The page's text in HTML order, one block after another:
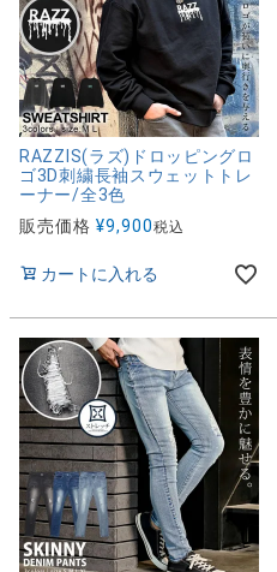
RAZZIS(ラズ)ドロッピングロ
ゴ3D刺繍長袖スウェットトレ
ーナー/全3色
販売価格 ¥9,900税込
カートに入れる